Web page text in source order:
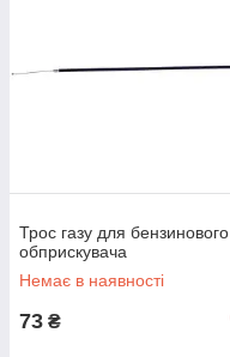
Трос газу для бензинового
обприскувача
Немає в наявності
73 ₴